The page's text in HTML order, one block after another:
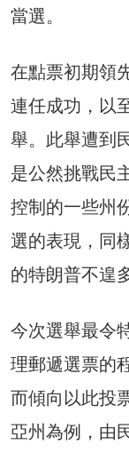
當選。
在點票初期領
連任成功，以
舉。此舉遭到
是公然挑戰民
控制的一些州
選的表現，同
的特朗普不遑
今次選舉最令
理郵遞選票的
而傾向以此投
亞州為例，由